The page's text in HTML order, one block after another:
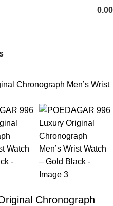
0.00
Chronograph